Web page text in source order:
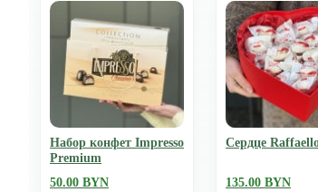
Набор конфет Impresso
Premium
50.00 BYN
Сердце
135.00 BYN